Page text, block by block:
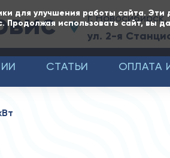
для улучшения работы сайта.
использовать сайт, вы
г. Новосибирск,
ул. 2-я
СТАТЬИ ОПЛАТА